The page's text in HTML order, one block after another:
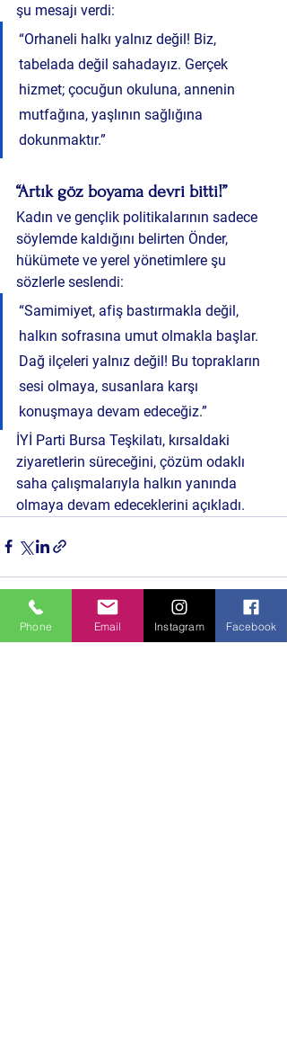
şu mesajı verdi:
“Orhaneli halkı yalnız değil! Biz,
tabelada değil sahadayız. Gerçek
hizmet; çocuğun okuluna, annenin
mutfağına, yaşlının sağlığına
dokunmaktır.”
“Artık göz boyama devri bitti!”
Kadın ve gençlik politikalarının sadece
söylemde kaldığını belirten Önder,
hükümete ve yerel yönetimlere şu
sözlerle seslendi:
“Samimiyet, afiş bastırmakla değil,
halkın sofrasına umut olmakla başlar.
Dağ ilçeleri yalnız değil! Bu toprakların
sesi olmaya, susanlara karşı
konuşmaya devam edeceğiz.”
İYİ Parti Bursa Teşkilatı, kırsaldaki
ziyaretlerin süreceğini, çözüm odaklı
saha çalışmalarıyla halkın yanında
olmaya devam edeceklerini açıkladı.
Phone Email Instagram Facebook